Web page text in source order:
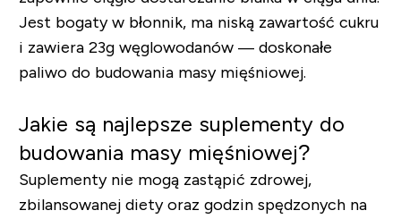
Jest bogaty w błonnik, ma niską zawartość cukru
i zawiera 23g węglowodanów — doskonałe
paliwo do budowania masy mięśniowej.
Jakie są najlepsze suplementy do
budowania masy mięśniowej?
Suplementy nie mogą zastąpić zdrowej,
zbilansowanej diety oraz godzin spędzonych na